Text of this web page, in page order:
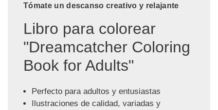
Tómate un descanso creativo y relajante
Libro para colorear
"Dreamcatcher Coloring
Book for Adults"
Perfecto para adultos y entusiastas
Ilustraciones de calidad, variadas y